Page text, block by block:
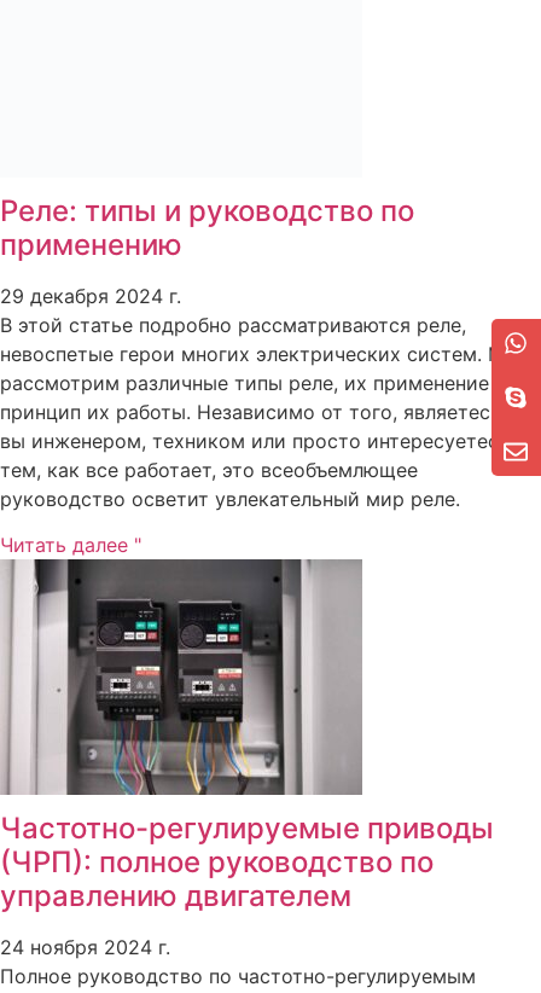
Реле: типы и руководство по
применению
29 декабря 2024 г.
В этой статье подробно рассматриваются реле,
невоспетые герои многих электрических систем. Мы
рассмотрим различные типы реле, их применение и
принцип их работы. Независимо от того, являетесь ли
вы инженером, техником или просто интересуетесь
тем, как все работает, это всеобъемлющее
руководство осветит увлекательный мир реле.
Читать далее "
Частотно-регулируемые приводы
(ЧРП): полное руководство по
управлению двигателем
24 ноября 2024 г.
Полное руководство по частотно-регулируемым